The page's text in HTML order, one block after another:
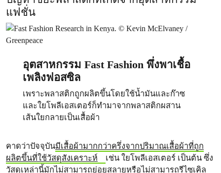
แฟชั่น
อุตสาหกรรม Fast Fashion พึ่งพาเชื้อ
เพลิงฟอสซิล
เพราะพลาสติกถูกผลิตขึ้นโดยใช้น้ำมันและก๊าซ
และใยโพลีเอสเตอร์ก็ทำมาจากพลาสติกผสาน
เส้นใยกลายเป็นเสื้อผ้า
คาดว่าปัจจุบันมีเสื้อผ้ามากกว่าครึ่งจากปริมาณเสื้อผ้าที่ถูก
ผลิตขึ้นที่ใช้วัสดุสังเคราะห์
เช่น ใยโพลีเอสเตอร์ เป็นต้น ซึ่ง
วัสดุเหล่านี้มักไม่สามารถย่อยสลายหรือไม่สามารถรีไซเคิล